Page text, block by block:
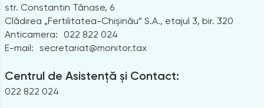
str. Constantin Tănase, 6
Clădirea „Fertilitatea-Chișinău” S.A., etajul 3, bir. 320
Anticamera:
022 822 024
E-mail: secretariat@monitor.tax
Centrul de Asistență și Contact:
022 822 024